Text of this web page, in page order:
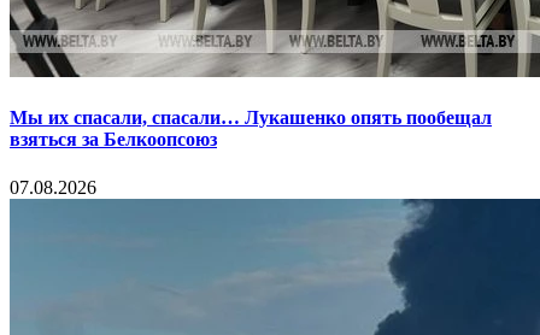
Мы их спасали, спасали… Лукашенко опять пообещал
взяться за Белкоопсоюз
07.08.2026